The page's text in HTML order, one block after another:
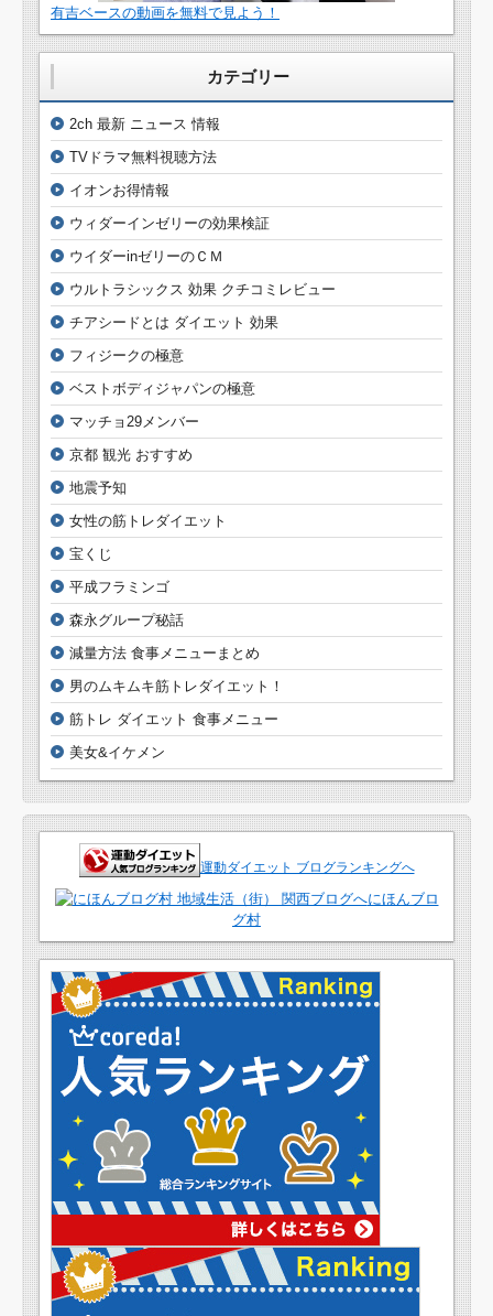
有吉ベースの動画を無料で見よう！
カテゴリー
2ch 最新 ニュース 情報
TVドラマ無料視聴方法
イオンお得情報
ウィダーインゼリーの効果検証
ウイダーinゼリーのＣＭ
ウルトラシックス 効果 クチコミレビュー
チアシードとは ダイエット 効果
フィジークの極意
ベストボディジャパンの極意
マッチョ29メンバー
京都 観光 おすすめ
地震予知
女性の筋トレダイエット
宝くじ
平成フラミンゴ
森永グループ秘話
減量方法 食事メニューまとめ
男のムキムキ筋トレダイエット！
筋トレ ダイエット 食事メニュー
美女&イケメン
運動ダイエット ブログランキングへ
にほんブロ
グ村